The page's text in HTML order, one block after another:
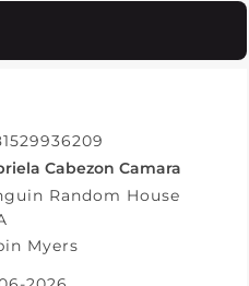
Cabezon Camara
Random House
Myers